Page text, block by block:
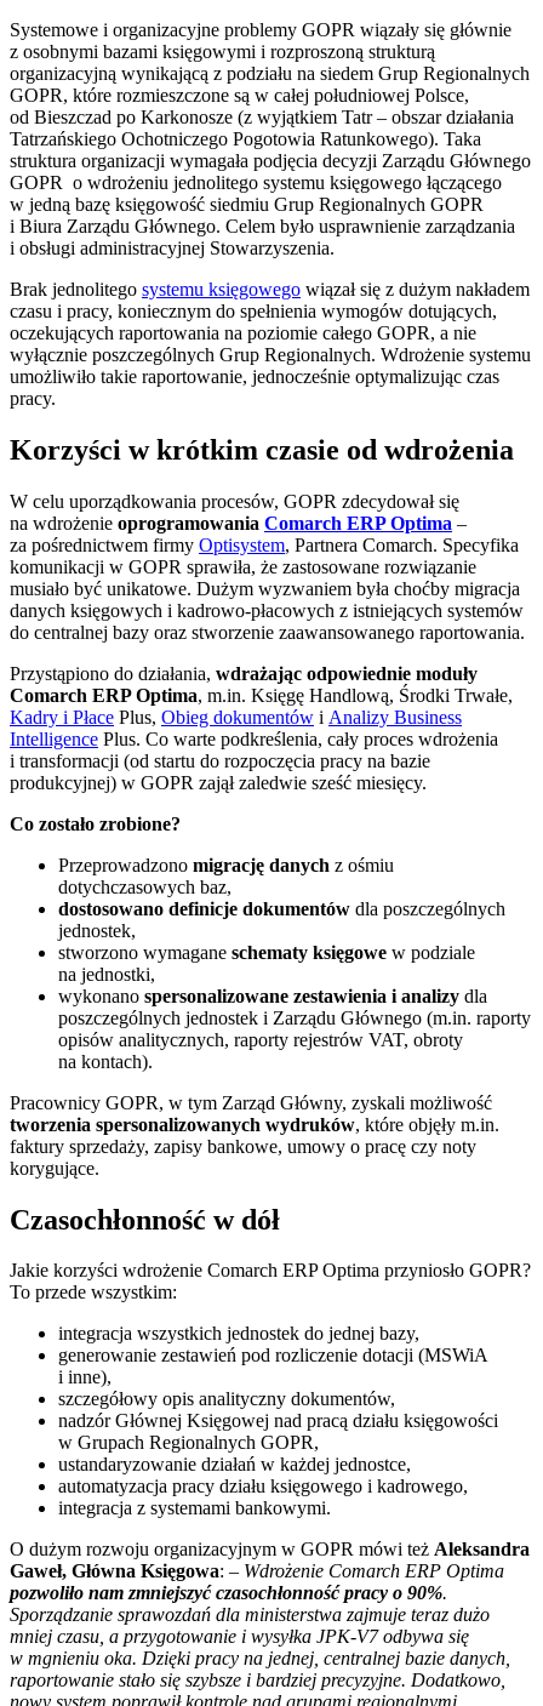
Systemowe i organizacyjne problemy GOPR wiązały się głównie
z osobnymi bazami księgowymi i rozproszoną strukturą
organizacyjną wynikającą z podziału na siedem Grup Regionalnych
GOPR, które rozmieszczone są w całej południowej Polsce,
od Bieszczad po Karkonosze (z wyjątkiem Tatr – obszar działania
Tatrzańskiego Ochotniczego Pogotowia Ratunkowego). Taka
struktura organizacji wymagała podjęcia decyzji Zarządu Głównego
GOPR o wdrożeniu jednolitego systemu księgowego łączącego
w jedną bazę księgowość siedmiu Grup Regionalnych GOPR
i Biura Zarządu Głównego. Celem było usprawnienie zarządzania
i obsługi administracyjnej Stowarzyszenia.
Brak jednolitego systemu księgowego wiązał się z dużym nakładem
czasu i pracy, koniecznym do spełnienia wymogów dotujących,
oczekujących raportowania na poziomie całego GOPR, a nie
wyłącznie poszczególnych Grup Regionalnych. Wdrożenie systemu
umożliwiło takie raportowanie, jednocześnie optymalizując czas
pracy.
Korzyści w krótkim czasie od wdrożenia
W celu uporządkowania procesów, GOPR zdecydował się
na wdrożenie oprogramowania Comarch ERP Optima –
za pośrednictwem firmy Optisystem, Partnera Comarch. Specyfika
komunikacji w GOPR sprawiła, że zastosowane rozwiązanie
musiało być unikatowe. Dużym wyzwaniem była choćby migracja
danych księgowych i kadrowo-płacowych z istniejących systemów
do centralnej bazy oraz stworzenie zaawansowanego raportowania.
Przystąpiono do działania, wdrażając odpowiednie moduły
Comarch ERP Optima, m.in. Księgę Handlową, Środki Trwałe,
Kadry i Płace Plus, Obieg dokumentów i Analizy Business
Intelligence Plus. Co warte podkreślenia, cały proces wdrożenia
i transformacji (od startu do rozpoczęcia pracy na bazie
produkcyjnej) w GOPR zajął zaledwie sześć miesięcy.
Co zostało zrobione?
Przeprowadzono migrację danych z ośmiu
dotychczasowych baz,
dostosowano definicje dokumentów dla poszczególnych
jednostek,
stworzono wymagane schematy księgowe w podziale
na jednostki,
wykonano spersonalizowane zestawienia i analizy dla
poszczególnych jednostek i Zarządu Głównego (m.in. raporty
opisów analitycznych, raporty rejestrów VAT, obroty
na kontach).
Pracownicy GOPR, w tym Zarząd Główny, zyskali możliwość
tworzenia spersonalizowanych wydruków, które objęły m.in.
faktury sprzedaży, zapisy bankowe, umowy o pracę czy noty
korygujące.
Czasochłonność w dół
Jakie korzyści wdrożenie Comarch ERP Optima przyniosło GOPR?
To przede wszystkim:
integracja wszystkich jednostek do jednej bazy,
generowanie zestawień pod rozliczenie dotacji (MSWiA
i inne),
szczegółowy opis analityczny dokumentów,
nadzór Głównej Księgowej nad pracą działu księgowości
w Grupach Regionalnych GOPR,
ustandaryzowanie działań w każdej jednostce,
automatyzacja pracy działu księgowego i kadrowego,
integracja z systemami bankowymi.
O dużym rozwoju organizacyjnym w GOPR mówi też Aleksandra
Gaweł, Główna Księgowa: – Wdrożenie Comarch ERP Optima
pozwoliło nam zmniejszyć czasochłonność pracy o 90%.
Sporządzanie sprawozdań dla ministerstwa zajmuje teraz dużo
mniej czasu, a przygotowanie i wysyłka JPK-V7 odbywa się
w mgnieniu oka. Dzięki pracy na jednej, centralnej bazie danych,
raportowanie stało się szybsze i bardziej precyzyjne. Dodatkowo,